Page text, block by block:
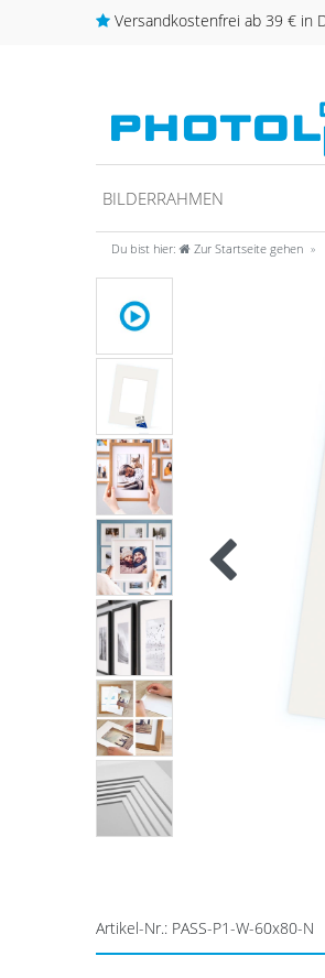
Versandkostenfrei ab 39 € in
BILDERRAHMEN
Du bist hier: Zur Startseite gehen
Artikel-Nr.: PASS-P1-W-60x80-N